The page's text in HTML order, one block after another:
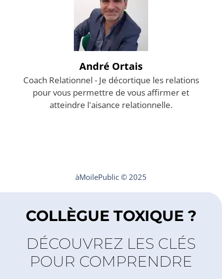
André Ortais
Coach Relationnel - Je décortique les relations
pour vous permettre de vous affirmer et
atteindre l'aisance relationnelle.
àMoilePublic © 2025
COLLÈGUE TOXIQUE ?
DÉCOUVREZ LES CLÉS
POUR COMPRENDRE